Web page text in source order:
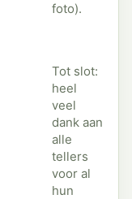
foto).
Tot slot:
heel
veel
dank aan
alle
tellers
voor al
hun